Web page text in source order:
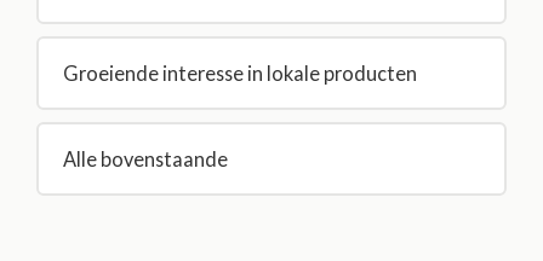
Groeiende interesse in lokale producten
Alle bovenstaande